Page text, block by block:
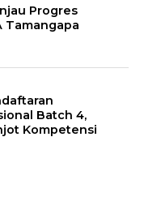
Progres
Tamangapa
Batch 4,
Kompetensi